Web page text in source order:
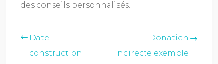
des conseils personnalisés.
Date
construction
Donation
indirecte exemple